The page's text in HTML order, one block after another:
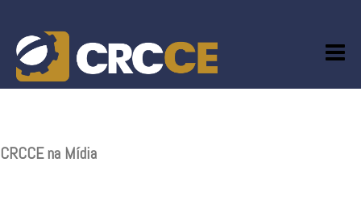
content
CRCCE na Mídia